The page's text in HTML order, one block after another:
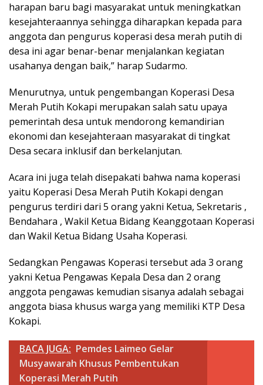
harapan baru bagi masyarakat untuk meningkatkan
kesejahteraannya sehingga diharapkan kepada para
anggota dan pengurus koperasi desa merah putih di
desa ini agar benar-benar menjalankan kegiatan
usahanya dengan baik,” harap Sudarmo.
Menurutnya, untuk pengembangan Koperasi Desa
Merah Putih Kokapi merupakan salah satu upaya
pemerintah desa untuk mendorong kemandirian
ekonomi dan kesejahteraan masyarakat di tingkat
Desa secara inklusif dan berkelanjutan.
Acara ini juga telah disepakati bahwa nama koperasi
yaitu Koperasi Desa Merah Putih Kokapi dengan
pengurus terdiri dari 5 orang yakni Ketua, Sekretaris ,
Bendahara , Wakil Ketua Bidang Keanggotaan Koperasi
dan Wakil Ketua Bidang Usaha Koperasi.
Sedangkan Pengawas Koperasi tersebut ada 3 orang
yakni Ketua Pengawas Kepala Desa dan 2 orang
anggota pengawas kemudian sisanya adalah sebagai
anggota biasa khusus warga yang memiliki KTP Desa
Kokapi.
BACA JUGA: Pemdes Laimeo Gelar
Musyawarah Khusus Pembentukan
Koperasi Merah Putih